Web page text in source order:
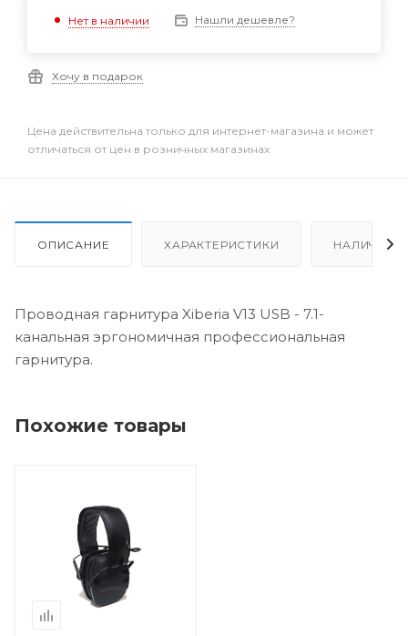
Нет в наличии Нашли дешевле?
Хочу в подарок
Цена действительна только для интернет-магазина и может
отличаться от цен в розничных магазинах
ОПИСАНИЕ ХАРАКТЕРИСТИКИ НАЛИЧИЕ
Проводная гарнитура Xiberia V13 USB - 7.1-
канальная эргономичная профессиональная
гарнитура.
Похожие товары